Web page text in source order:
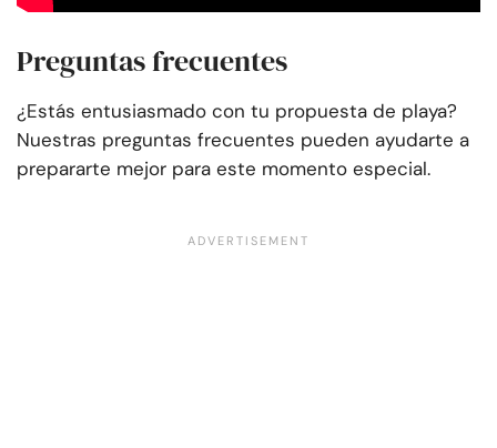
Preguntas frecuentes
¿Estás entusiasmado con tu propuesta de playa?
Nuestras preguntas frecuentes pueden ayudarte a
prepararte mejor para este momento especial.